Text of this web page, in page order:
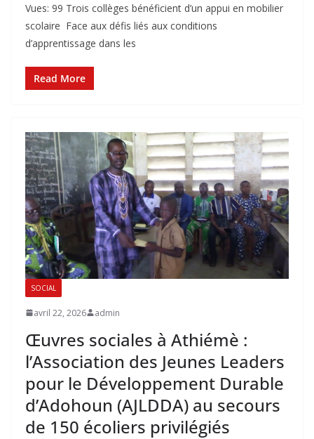
Vues: 99 ‎Trois collèges bénéficient d’un appui en mobilier
scolaire ‎ ‎Face aux défis liés aux conditions
d’apprentissage dans les
Read More
SOCIAL
avril 22, 2026 admin
Œuvres sociales à Athiémè :
l’Association des Jeunes Leaders
pour le Développement Durable
d’Adohoun (AJLDDA) au secours
de 150 écoliers privilégiés